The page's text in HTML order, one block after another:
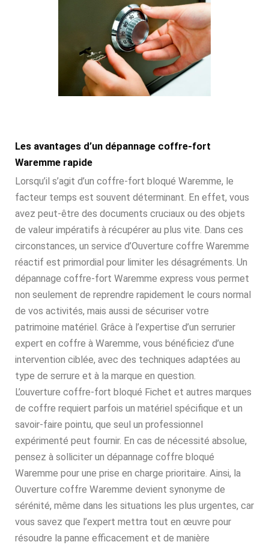
Les avantages d’un dépannage coffre-fort
Waremme rapide
Lorsqu’il s’agit d’un coffre-fort bloqué Waremme, le
facteur temps est souvent déterminant. En effet, vous
avez peut-être des documents cruciaux ou des objets
de valeur impératifs à récupérer au plus vite. Dans ces
circonstances, un service d’Ouverture coffre Waremme
réactif est primordial pour limiter les désagréments. Un
dépannage coffre-fort Waremme express vous permet
non seulement de reprendre rapidement le cours normal
de vos activités, mais aussi de sécuriser votre
patrimoine matériel. Grâce à l’expertise d’un serrurier
expert en coffre à Waremme, vous bénéficiez d’une
intervention ciblée, avec des techniques adaptées au
type de serrure et à la marque en question.
L’ouverture coffre-fort bloqué Fichet et autres marques
de coffre requiert parfois un matériel spécifique et un
savoir-faire pointu, que seul un professionnel
expérimenté peut fournir. En cas de nécessité absolue,
pensez à solliciter un dépannage coffre bloqué
Waremme pour une prise en charge prioritaire. Ainsi, la
Ouverture coffre Waremme devient synonyme de
sérénité, même dans les situations les plus urgentes, car
vous savez que l’expert mettra tout en œuvre pour
résoudre la panne efficacement et de manière